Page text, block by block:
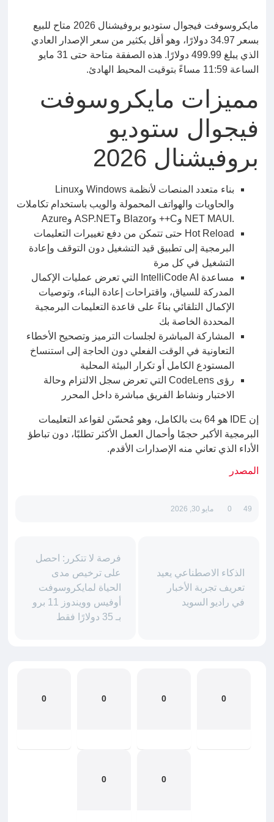
مايكروسوفت فيجوال ستوديو بروفيشنال 2026 متاح للبيع
بسعر 34.97 دولارًا، وهو أقل بكثير من سعر الإصدار العادي
الذي يبلغ 499.99 دولارًا. هذه الصفقة متاحة حتى 31 مايو
الساعة 11:59 مساءً بتوقيت المحيط الهادئ.
مميزات مايكروسوفت
فيجوال ستوديو
بروفيشنال 2026
بناء متعدد المنصات لأنظمة Windows وLinux
والحاويات والهواتف المحمولة والويب باستخدام تكاملات
.NET MAUI وC++ وBlazor وASP.NET وAzure
Hot Reload حتى تتمكن من دفع تغييرات التعليمات
البرمجية إلى تطبيق قيد التشغيل دون التوقف وإعادة
التشغيل في كل مرة
مساعدة IntelliCode AI التي تعرض عمليات الإكمال
المدركة للسياق، واقتراحات إعادة البناء، وتوصيات
الإكمال التلقائي بناءً على قاعدة التعليمات البرمجية
المحددة الخاصة بك
المشاركة المباشرة لجلسات الترميز وتصحيح الأخطاء
التعاونية في الوقت الفعلي دون الحاجة إلى استنساخ
المستودع الكامل أو تكرار البيئة المحلية
رؤى CodeLens التي تعرض سجل الالتزام وحالة
الاختبار ونشاط الفريق مباشرة داخل المحرر
إن IDE هو 64 بت بالكامل، وهو مُحسّن لقواعد التعليمات
البرمجية الأكبر حجمًا وأحمال العمل الأكثر تطلبًا، دون تباطؤ
الأداء الذي تعاني منه الإصدارات الأقدم.
المصدر
49
0 مايو 30, 2026
فرصة لا تتكرر: احصل
على ترخيص مدى
الحياة لمايكروسوفت
أوفيس وويندوز 11 برو
بـ 35 دولارًا فقط
الذكاء الاصطناعي يعيد
تعريف تجربة الأخبار
في راديو السويد
0
0
0
0
0
0